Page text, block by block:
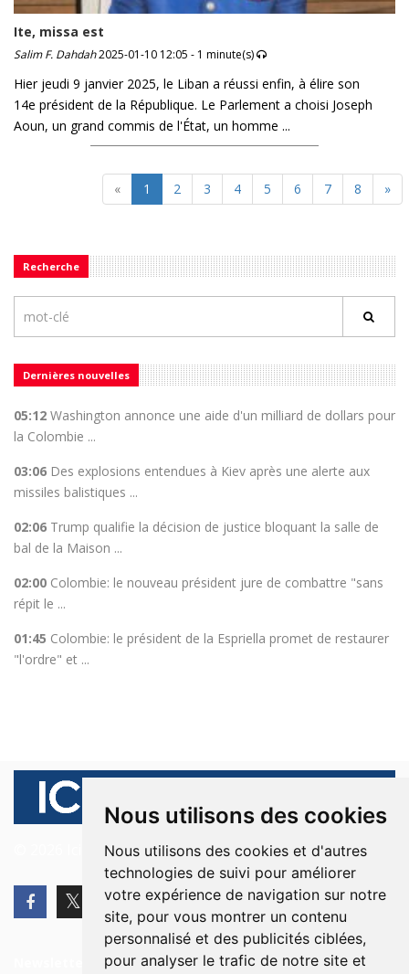
Nous utilisons des cookies
Nous utilisons des cookies et d'autres
technologies de suivi pour améliorer
votre expérience de navigation sur notre
site, pour vous montrer un contenu
personnalisé et des publicités ciblées,
pour analyser le trafic de notre site et
Ite, missa est
Salim F. Dahdah2025-01-10 12:05 - 1 minute(s)
Hier jeudi 9 janvier 2025, le Liban a réussi enfin, à élire son
14e président de la République. Le Parlement a choisi Joseph
Aoun, un grand commis de l'État, un homme ...
« 1 2 3 4 5 6 7 8 »
Recherche
Dernières nouvelles
05:12 Washington annonce une aide d'un milliard de dollars pour
la Colombie ...
03:06 Des explosions entendues à Kiev après une alerte aux
missiles balistiques ...
02:06 Trump qualifie la décision de justice bloquant la salle de
bal de la Maison ...
02:00 Colombie: le nouveau président jure de combattre "sans
répit le ...
01:45 Colombie: le président de la Espriella promet de restaurer
"l'ordre" et ...
© 2026 Ici Beyrouth. Tous les droits sont réservés.